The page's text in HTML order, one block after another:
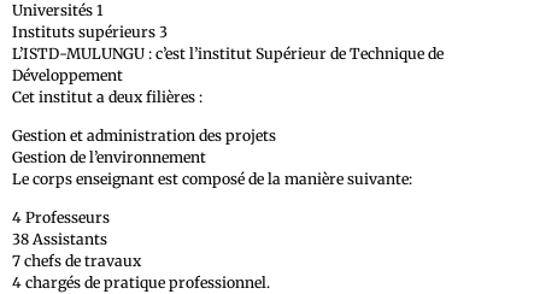
Universités 1
Instituts supérieurs 3
L’ISTD-MULUNGU : c’est l’institut Supérieur de Technique de
Développement
Cet institut a deux filières :
Gestion et administration des projets
Gestion de l’environnement
Le corps enseignant est composé de la manière suivante:
4 Professeurs
38 Assistants
7 chefs de travaux
4 chargés de pratique professionnel.